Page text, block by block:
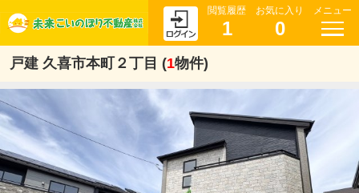
閲覧履歴
1
お気に入り
0
メニュー
戸建 久喜市本町２丁目 (1物件)